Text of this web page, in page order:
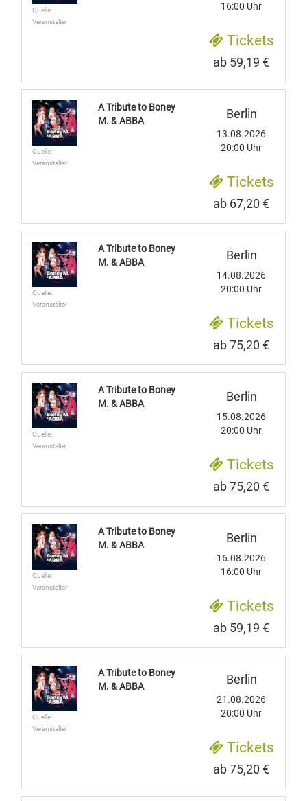
Quelle:
Veranstalter
16:00 Uhr
Tickets
ab 59,19 €
Quelle:
Veranstalter
A Tribute to Boney
M. & ABBA
Berlin
13.08.2026
20:00 Uhr
Tickets
ab 67,20 €
Quelle:
Veranstalter
A Tribute to Boney
M. & ABBA
Berlin
14.08.2026
20:00 Uhr
Tickets
ab 75,20 €
Quelle:
Veranstalter
A Tribute to Boney
M. & ABBA
Berlin
15.08.2026
20:00 Uhr
Tickets
ab 75,20 €
Quelle:
Veranstalter
A Tribute to Boney
M. & ABBA
Berlin
16.08.2026
16:00 Uhr
Tickets
ab 59,19 €
Quelle:
Veranstalter
A Tribute to Boney
M. & ABBA
Berlin
21.08.2026
20:00 Uhr
Tickets
ab 75,20 €